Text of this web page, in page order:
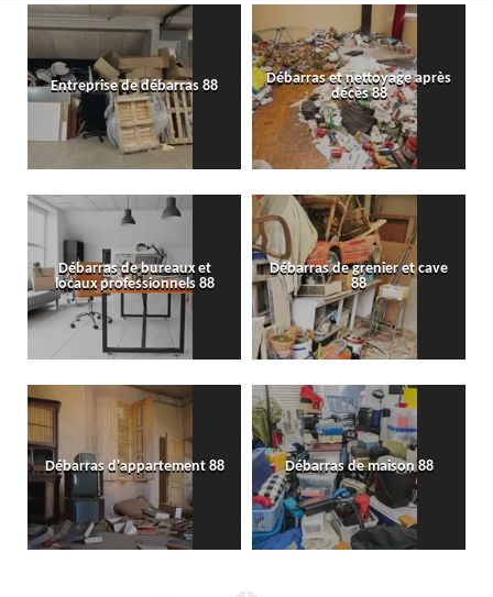
Entreprise de débarras 88
Débarras et nettoyage après
décès 88
Débarras de bureaux et
locaux professionnels 88
Débarras de grenier et cave
88
Débarras d'appartement 88 Débarras de maison 88